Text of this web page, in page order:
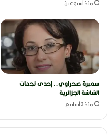
منذ أسبوعين
سميرة صحراوي.. إحدى نجمات
الشاشة الجزائرية
منذ 3 أسابيع